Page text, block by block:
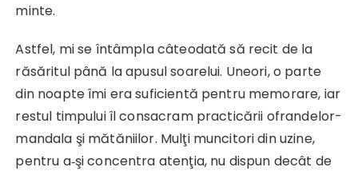
minte.
Astfel, mi se întâmpla câteodată să recit de la
răsăritul până la apusul soarelui. Uneori, o parte
din noapte îmi era suficientă pentru memorare, iar
restul timpului îl consacram practicării ofrandelor-
mandala şi mătăniilor. Mulţi muncitori din uzine,
pentru a‑şi concentra atenţia, nu dispun decât de